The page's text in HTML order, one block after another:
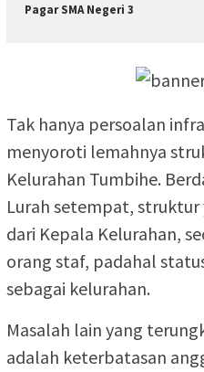
Pagar SMA Negeri 3
Tak hanya persoalan
menyoroti lemahnya
Kelurahan Tumbihe.
Lurah setempat, struktur
dari Kepala Kelurahan,
orang staf, padahal
sebagai kelurahan.
Masalah lain yang
adalah keterbatasan